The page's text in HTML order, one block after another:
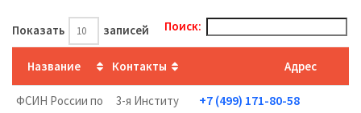
Показать записей Поиск:
Название Контакты Адрес
ФСИН России по
3-я Институ
+7 (499) 171-80-58